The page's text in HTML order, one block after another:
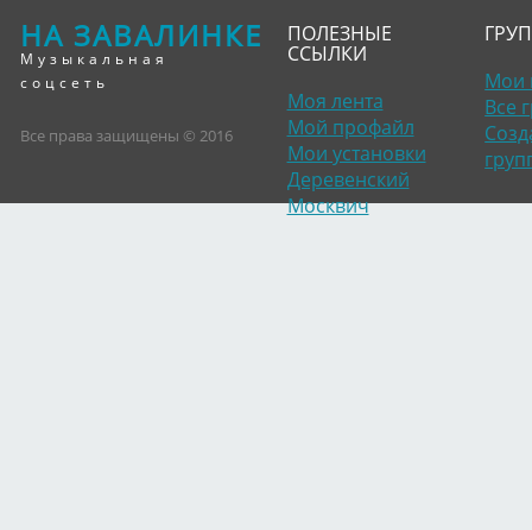
НА ЗАВАЛИНКЕ
Музыкальная
соцсеть
Все права защищены © 2016
ПОЛЕЗНЫЕ
ССЫЛКИ
Моя лента
Мой профайл
Мои установки
Деревенский
Москвич
Мои
Все